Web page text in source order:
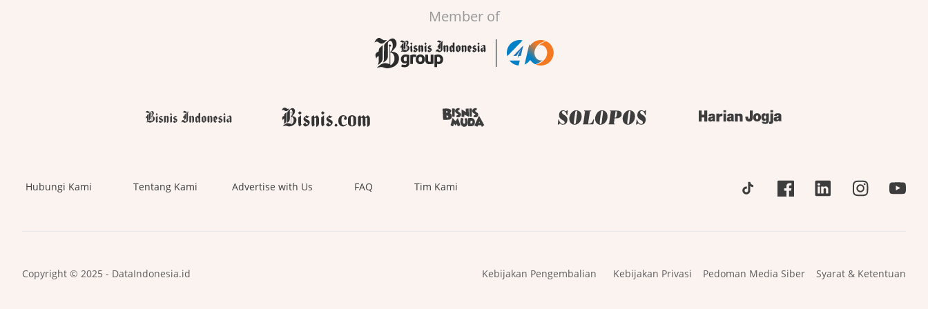
Member of
Hubungi Kami Tentang Kami Advertise with Us FAQ Tim Kami
Copyright © 2025 - DataIndonesia.id Kebijakan Pengembalian Kebijakan Privasi Pedoman Media Siber Syarat & Ketentuan